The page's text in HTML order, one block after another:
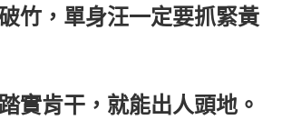
竹，單身汪一定要抓緊黃
實肯干，就能出人頭地。